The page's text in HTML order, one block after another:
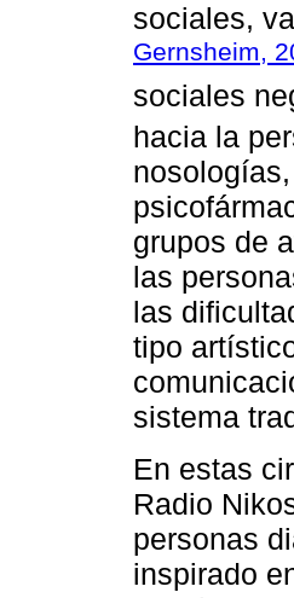
sociales,
Gernsheim,
sociales
hacia la
grupos de
las
las
tipo
sistema
En estas
Radio
personas
inspirado